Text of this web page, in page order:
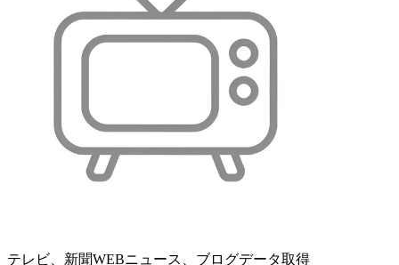
テレビ、新聞WEBニュース、ブログデータ取得